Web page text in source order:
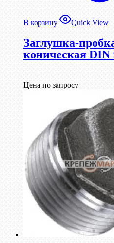
В корзину Quick View
Заглушка-
коническая DIN
Цена по запросу